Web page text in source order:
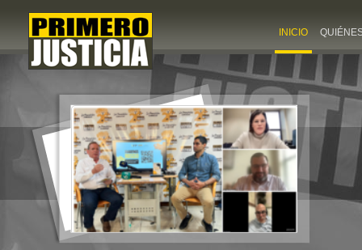
INICIO